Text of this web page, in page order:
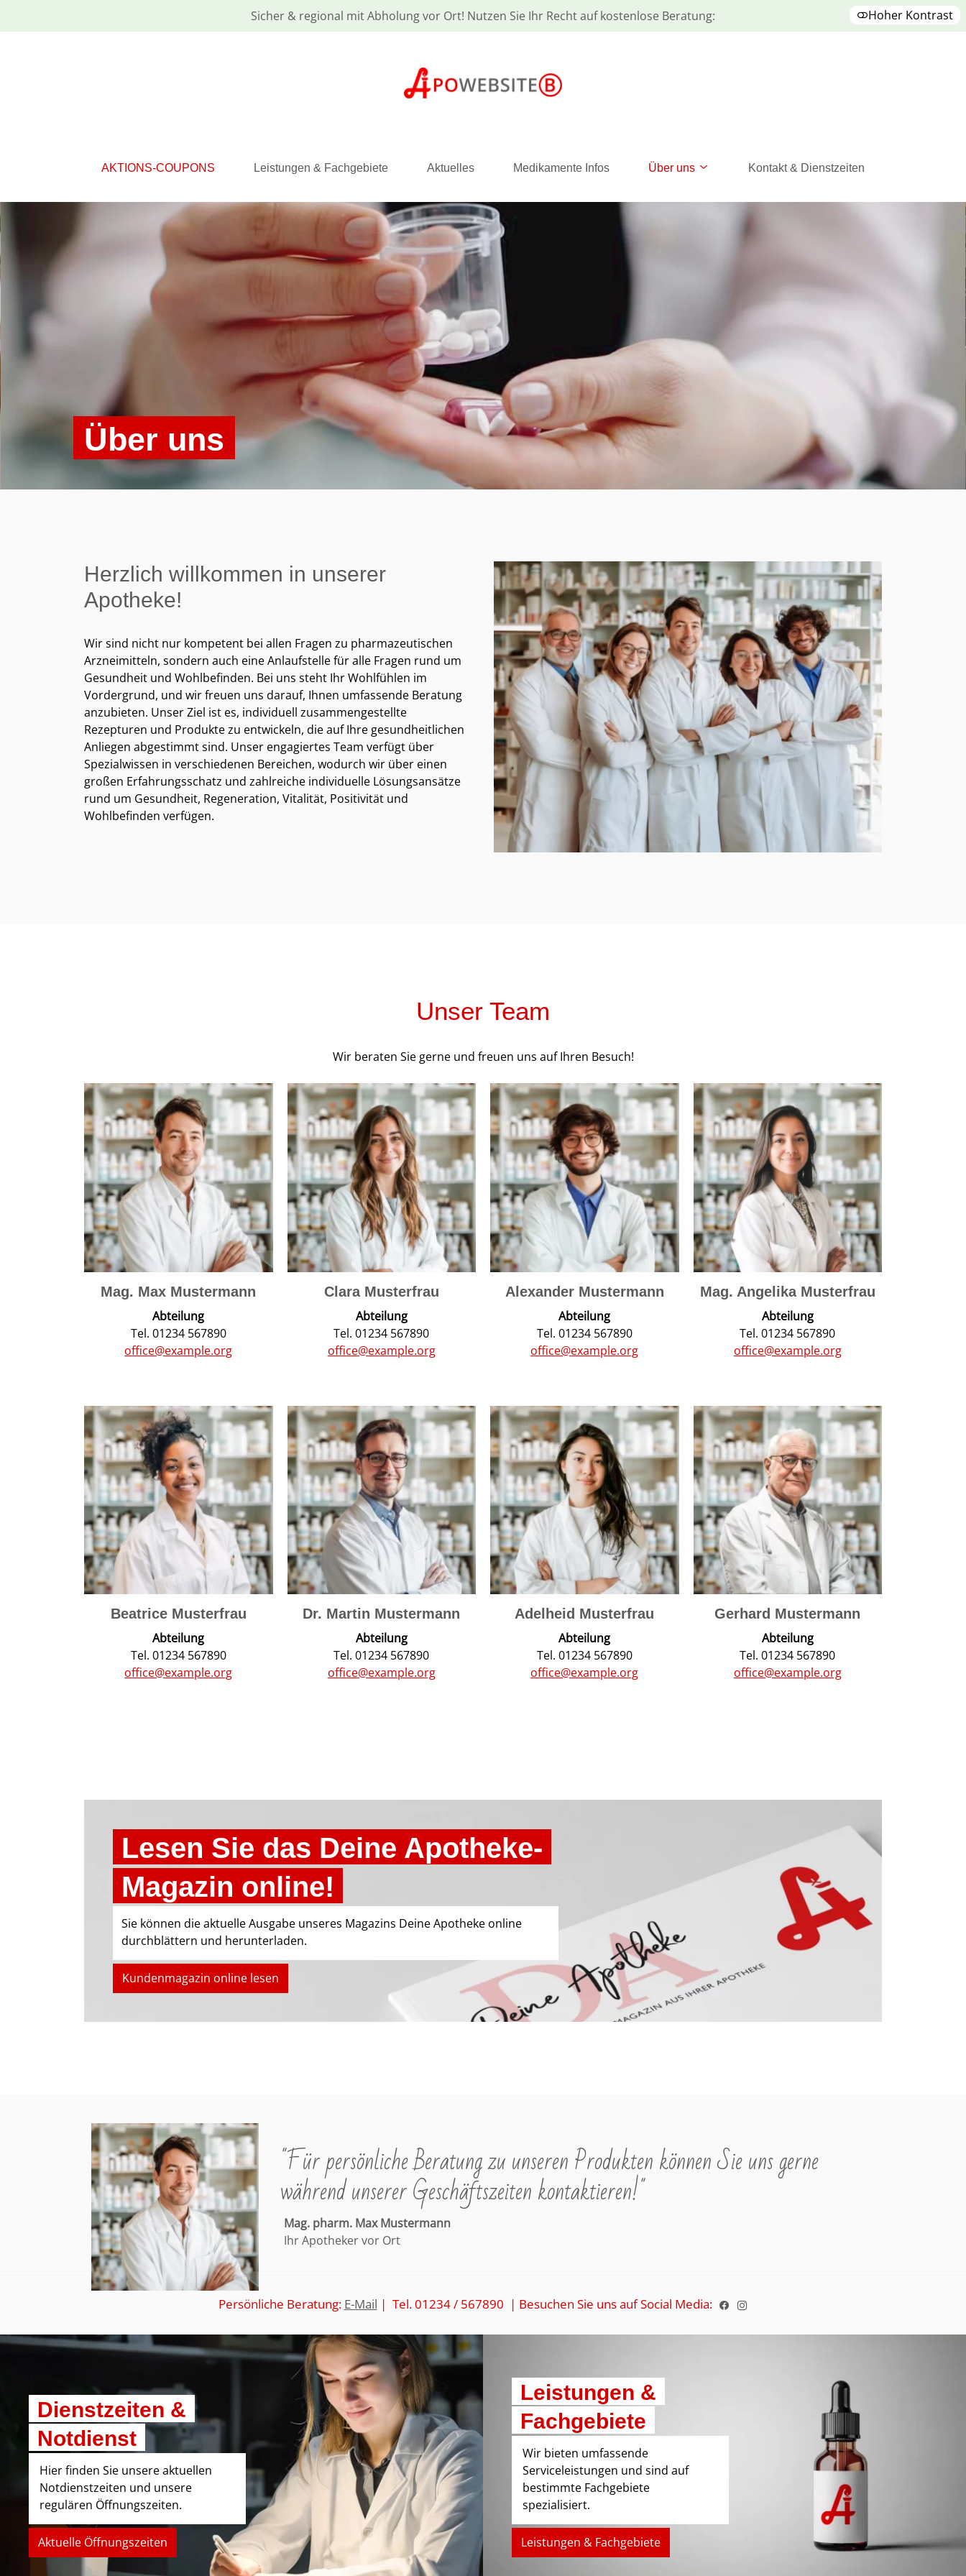
Sicher & regional mit Abholung vor Ort! Nutzen Sie Ihr Recht auf kostenlose Beratung: Hoher Kontrast
AKTIONS-COUPONS Leistungen & Fachgebiete Aktuelles Medikamente Infos Über uns Kontakt & Dienstzeiten
Über uns
Herzlich willkommen in unserer
Apotheke!
Wir sind nicht nur kompetent bei allen Fragen zu pharmazeutischen
Arzneimitteln, sondern auch eine Anlaufstelle für alle Fragen rund um
Gesundheit und Wohlbefinden. Bei uns steht Ihr Wohlfühlen im
Vordergrund, und wir freuen uns darauf, Ihnen umfassende Beratung
anzubieten. Unser Ziel ist es, individuell zusammengestellte
Rezepturen und Produkte zu entwickeln, die auf Ihre gesundheitlichen
Anliegen abgestimmt sind. Unser engagiertes Team verfügt über
Spezialwissen in verschiedenen Bereichen, wodurch wir über einen
großen Erfahrungsschatz und zahlreiche individuelle Lösungsansätze
rund um Gesundheit, Regeneration, Vitalität, Positivität und
Wohlbefinden verfügen.
Unser Team
Wir beraten Sie gerne und freuen uns auf Ihren Besuch!
Mag. Max Mustermann
Abteilung
Tel. 01234 567890
office@example.org
Clara Musterfrau
Abteilung
Tel. 01234 567890
office@example.org
Alexander Mustermann
Abteilung
Tel. 01234 567890
office@example.org
Mag. Angelika Musterfrau
Abteilung
Tel. 01234 567890
office@example.org
Beatrice Musterfrau
Abteilung
Tel. 01234 567890
office@example.org
Dr. Martin Mustermann
Abteilung
Tel. 01234 567890
office@example.org
Adelheid Musterfrau
Abteilung
Tel. 01234 567890
office@example.org
Gerhard Mustermann
Abteilung
Tel. 01234 567890
office@example.org
Lesen Sie das Deine Apotheke-
Magazin online!
Sie können die aktuelle Ausgabe unseres Magazins Deine Apotheke online
durchblättern und herunterladen.
Kundenmagazin online lesen
"Für persönliche Beratung zu unseren Produkten können Sie uns gerne
während unserer Geschäftszeiten kontaktieren!"
Mag. pharm. Max Mustermann
Ihr Apotheker vor Ort
Persönliche Beratung: E-Mail | Tel. 01234 / 567890 | Besuchen Sie uns auf Social Media:
Dienstzeiten &
Notdienst
Hier finden Sie unsere aktuellen
Notdienstzeiten und unsere
regulären Öffnungszeiten.
Aktuelle Öffnungszeiten
Leistungen &
Fachgebiete
Wir bieten umfassende
Serviceleistungen und sind auf
bestimmte Fachgebiete
spezialisiert.
Leistungen & Fachgebiete